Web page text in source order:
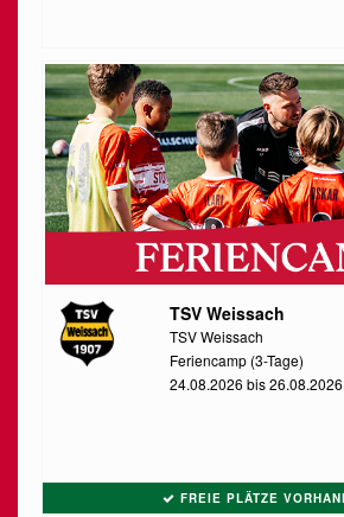
TSV Weissach
TSV Weissach
Feriencamp (3-Tage)
24.08.2026 bis
FREIE PLÄTZE